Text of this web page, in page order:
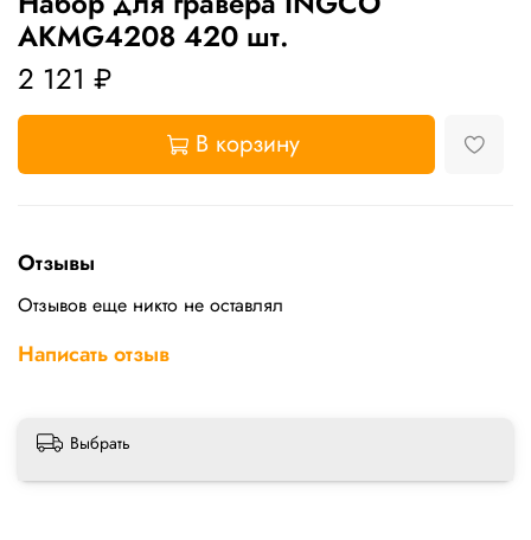
AKMG4208 420 шт.
2 121 ₽
В корзину
Отзывы
Отзывов еще никто не оставлял
Написать отзыв
Выбрать